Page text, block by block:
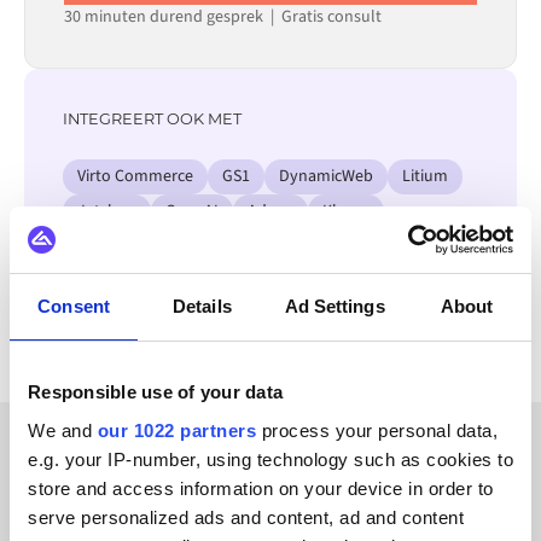
Consent Details Ad Settings About
Responsible use of your data
We and our 1022 partners process your personal data,
e.g. your IP-number, using technology such as cookies to
store and access information on your device in order to
serve personalized ads and content, ad and content
30 minuten durend gesprek | Gratis consult
INTEGREERT OOK MET
Virto Commerce GS1 DynamicWeb
Litium
Jetshop
OpenAI Adyen Klarna
Bekijk alle Proteus integraties
KLANTVERHALEN
Ontdek waarom onze